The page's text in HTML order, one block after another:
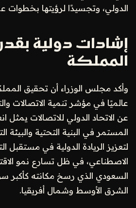
الدولي، وتجسيدًا لرؤيتها بخطوات
إشادات دولية
المملكة
وأكد مجلس الوزراء أن تحقيق
عن الاتحاد الدولي للاتصالات يمثل
المستمر في البنية التحتية والبيئة
لتعزيز الريادة الدولية في مستقبل
الاصطناعي، في ظل تسارع نمو
السعودي الذي رسخ مكانته
الشرق الأوسط وشمال أفريقيا.